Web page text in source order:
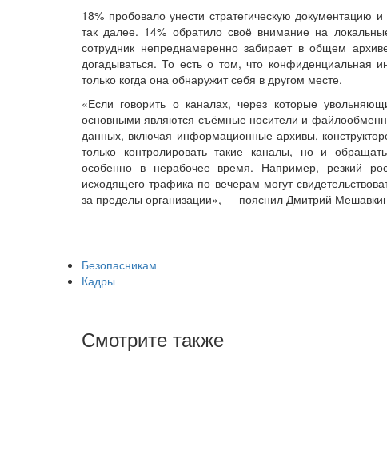
18% пробовало унести стратегическую
так далее. 14% обратило своё внимание на
сотрудник непреднамеренно забирает в общем
догадываться. То есть о том, что конфиденциальная
только когда она обнаружит себя в другом месте.
«Если говорить о каналах, через которые
основными являются съёмные носители и
данных, включая информационные архивы,
только контролировать такие каналы, но и
особенно в нерабочее время. Например, резкий
исходящего трафика по вечерам могут
за пределы организации», — пояснил Дмитрий
Безопасникам
Кадры
Смотрите также